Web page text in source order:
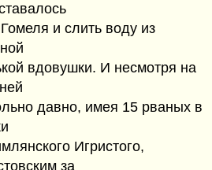
и слить воду из
вдовушки. И несмотря на
давно, имея 15 рваных в
Игристого,
за